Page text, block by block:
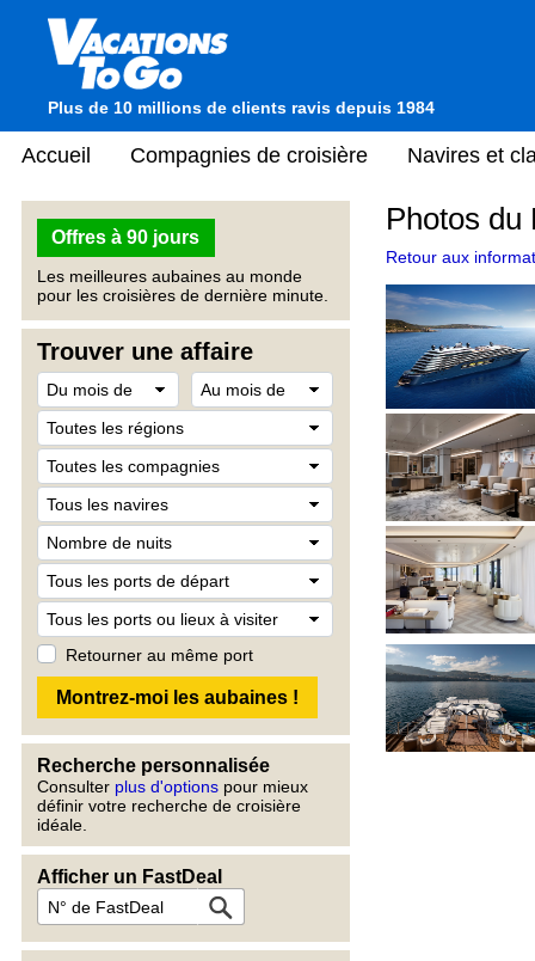
Plus de 10 millions de clients ravis depuis 1984
Accueil Compagnies de croisière Navires et
Offres à 90 jours
Les meilleures aubaines au monde
pour les croisières de dernière minute.
Trouver une affaire
Retourner au même port
Recherche personnalisée
Consulter plus d'options pour mieux
définir votre recherche de croisière
idéale.
Afficher un FastDeal
Photos du
Retour aux